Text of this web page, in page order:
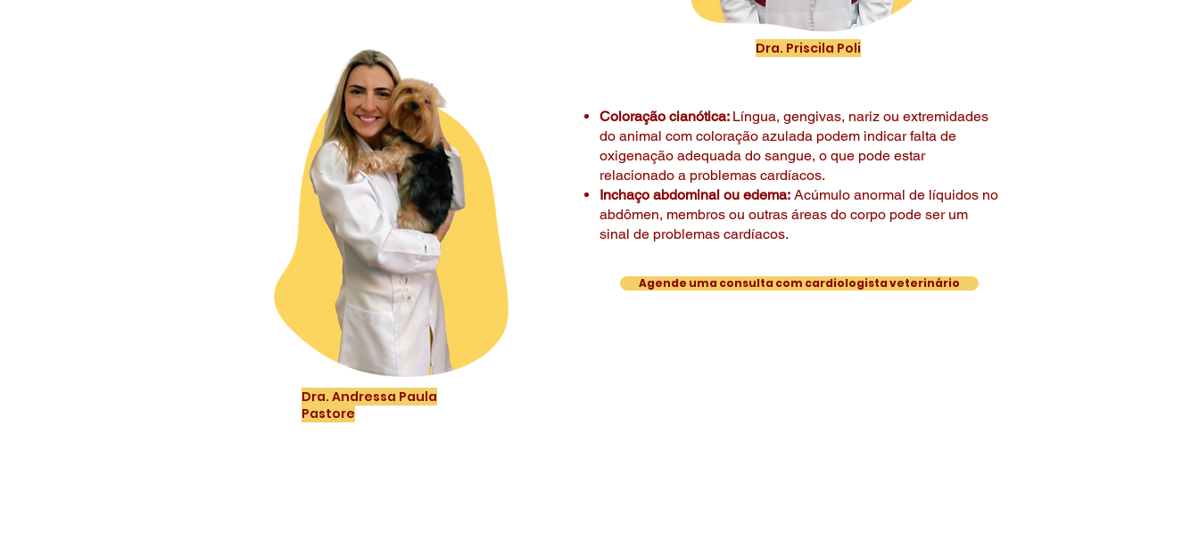
Dra. Priscila Poli
Agende uma consulta com cardiologista veterinário
Coloração cianótica: Língua, gengivas, nariz ou extremidades
do animal com coloração azulada podem indicar falta de
oxigenação adequada do sangue, o que pode estar
relacionado a problemas cardíacos.
Inchaço abdominal ou edema: Acúmulo anormal de líquidos no
abdômen, membros ou outras áreas do corpo pode ser um
sinal de problemas cardíacos.
Dra. Andressa Paula
Pastore